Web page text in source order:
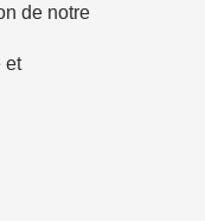
de notre
et